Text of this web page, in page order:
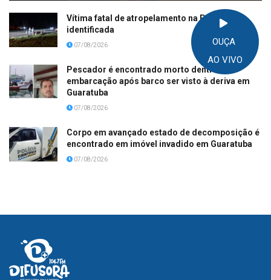
OUÇA
AO VIVO
Vítima fatal de atropelamento na PR-508 é
identificada
07/08/2026
Pescador é encontrado morto dentro de
embarcação após barco ser visto à deriva em
Guaratuba
07/08/2026
Corpo em avançado estado de decomposição é
encontrado em imóvel invadido em Guaratuba
07/08/2026